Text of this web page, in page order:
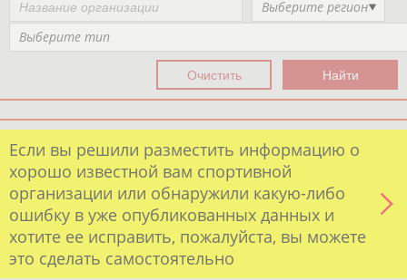
Выберите регион
Выберите тип
Если вы решили разместить информацию о
хорошо известной вам спортивной
организации или обнаружили какую-либо
ошибку в уже опубликованных данных и
хотите ее исправить, пожалуйста, вы можете
это сделать самостоятельно